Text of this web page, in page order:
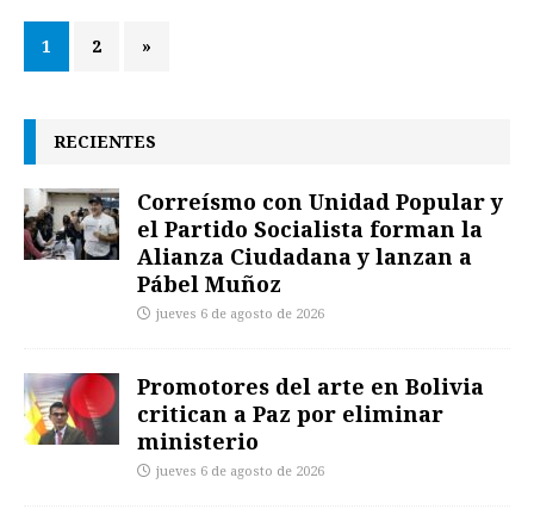
1 2 »
RECIENTES
Correísmo con Unidad Popular y
el Partido Socialista forman la
Alianza Ciudadana y lanzan a
Pábel Muñoz
jueves 6 de agosto de 2026
Promotores del arte en Bolivia
critican a Paz por eliminar
ministerio
jueves 6 de agosto de 2026